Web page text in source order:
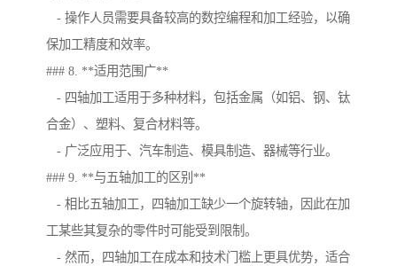
- 操作人员需要具备较高的数控编程和加工经验，以确
保加工精度和效率。
### 8. **适用范围广**
- 四轴加工适用于多种材料，包括金属（如铝、钢、钛
合金）、塑料、复合材料等。
- 广泛应用于、汽车制造、模具制造、器械等行业。
### 9. **与五轴加工的区别**
- 相比五轴加工，四轴加工缺少一个旋转轴，因此在加
工某些其复杂的零件时可能受到限制。
- 然而，四轴加工在成本和技术门槛上更具优势，适合